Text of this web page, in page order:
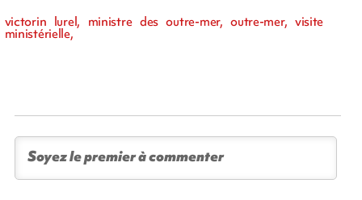
victorin lurel, ministre des outre-mer, outre-mer, visite
ministérielle,